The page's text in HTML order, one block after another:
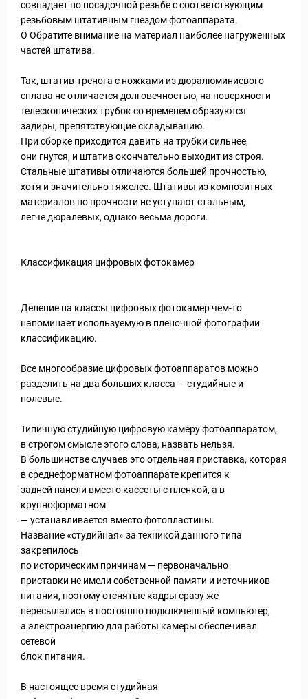
совпадает по посадочной резьбе с соответствующим
резьбовым штативным гнездом фотоаппарата.
О Обратите внимание на материал наиболее нагруженных
частей штатива.
Так, штатив-тренога с ножками из дюралюминиевого
сплава не отличается долговечностью, на поверхности
телескопических трубок со временем образуются
задиры, препятствующие складыванию.
При сборке приходится давить на трубки сильнее,
они гнутся, и штатив окончательно выходит из строя.
Стальные штативы отличаются большей прочностью,
хотя и значительно тяжелее. Штативы из композитных
материалов по прочности не уступают стальным,
легче дюралевых, однако весьма дороги.
Классификация цифровых фотокамер
Деление на классы цифровых фотокамер чем-то
напоминает используемую в пленочной фотографии
классификацию.
Все многообразие цифровых фотоаппаратов можно
разделить на два больших класса — студийные и
полевые.
Типичную студийную цифровую камеру фотоаппаратом,
в строгом смысле этого слова, назвать нельзя.
В большинстве случаев это отдельная приставка, которая
в среднеформатном фотоаппарате крепится к
задней панели вместо кассеты с пленкой, а в
крупноформатном
— устанавливается вместо фотопластины.
Название «студийная» за техникой данного типа
закрепилось
по историческим причинам — первоначально
приставки не имели собственной памяти и источников
питания, поэтому отснятые кадры сразу же
пересылались в постоянно подключенный компьютер,
а электроэнергию для работы камеры обеспечивал
сетевой
блок питания.
В настоящее время студийная